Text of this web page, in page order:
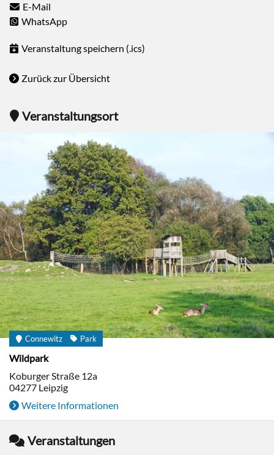
E-Mail
WhatsApp
Veranstaltung speichern (.ics)
Zurück zur Übersicht
Veranstaltungsort
Connewitz Park
Wildpark
Koburger Straße 12a
04277 Leipzig
Weitere Informationen
Veranstaltungen